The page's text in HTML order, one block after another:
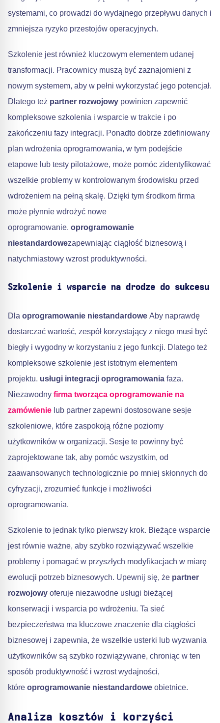
systemami, co prowadzi do wydajnego przepływu danych i
zmniejsza ryzyko przestojów operacyjnych.
Szkolenie jest również kluczowym elementem udanej
transformacji. Pracownicy muszą być zaznajomieni z
nowym systemem, aby w pełni wykorzystać jego potencjał.
Dlatego też partner rozwojowy powinien zapewnić
kompleksowe szkolenia i wsparcie w trakcie i po
zakończeniu fazy integracji. Ponadto dobrze zdefiniowany
plan wdrożenia oprogramowania, w tym podejście
etapowe lub testy pilotażowe, może pomóc zidentyfikować
wszelkie problemy w kontrolowanym środowisku przed
wdrożeniem na pełną skalę. Dzięki tym środkom firma
może płynnie wdrożyć nowe
oprogramowanie. oprogramowanie
niestandardowezapewniając ciągłość biznesową i
natychmiastowy wzrost produktywności.
Szkolenie i wsparcie na drodze do sukcesu
Dla oprogramowanie niestandardowe Aby naprawdę
dostarczać wartość, zespół korzystający z niego musi być
biegły i wygodny w korzystaniu z jego funkcji. Dlatego też
kompleksowe szkolenie jest istotnym elementem
projektu. usługi integracji oprogramowania faza.
Niezawodny firma tworząca oprogramowanie na
zamówienie lub partner zapewni dostosowane sesje
szkoleniowe, które zaspokoją różne poziomy
użytkowników w organizacji. Sesje te powinny być
zaprojektowane tak, aby pomóc wszystkim, od
zaawansowanych technologicznie po mniej skłonnych do
cyfryzacji, zrozumieć funkcje i możliwości
oprogramowania.
Szkolenie to jednak tylko pierwszy krok. Bieżące wsparcie
jest równie ważne, aby szybko rozwiązywać wszelkie
problemy i pomagać w przyszłych modyfikacjach w miarę
ewolucji potrzeb biznesowych. Upewnij się, że partner
rozwojowy oferuje niezawodne usługi bieżącej
konserwacji i wsparcia po wdrożeniu. Ta sieć
bezpieczeństwa ma kluczowe znaczenie dla ciągłości
biznesowej i zapewnia, że wszelkie usterki lub wyzwania
użytkowników są szybko rozwiązywane, chroniąc w ten
sposób produktywność i wzrost wydajności,
które oprogramowanie niestandardowe obietnice.
Analiza kosztów i korzyści